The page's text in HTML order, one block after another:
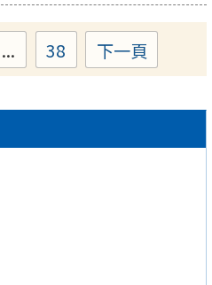
... Page
38 下一頁